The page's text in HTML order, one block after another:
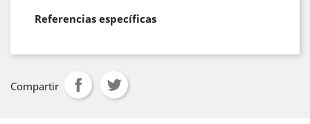
Referencias específicas
Compartir